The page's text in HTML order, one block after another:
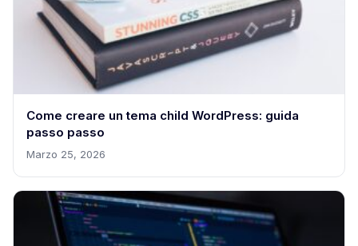
Come creare un tema child WordPress: guida
passo passo
Marzo 25, 2026